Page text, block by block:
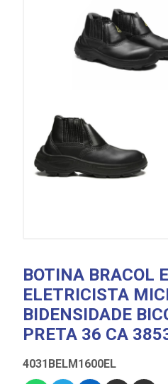
BOTINA BRACOL
ELETRICISTA
BIDENSIDADE
PRETA 36 CA
4031BELM1600EL